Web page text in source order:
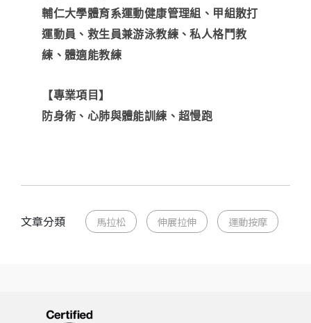
輔仁大學體育系運動健康管理組、甲組散打
運動員、救生員兼游泳教練、私人格鬥教
練、體適能教練
【專業項目】
防身術、心肺與體能訓練、超慢跑
文章分類 馬拉松 伸展拉伸 運動按摩